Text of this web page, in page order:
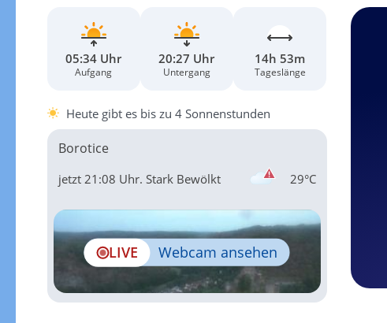
05:34 Uhr
Aufgang
20:27 Uhr
Untergang
14h 53m
Tageslänge
Heute gibt es bis zu 4 Sonnenstunden
Borotice
29°C
jetzt 21:08 Uhr. Stark Bewölkt
LIVE Webcam ansehen